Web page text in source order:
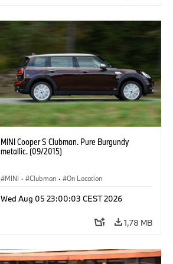
MINI Cooper S Clubman. Pure Burgundy
metallic. (09/2015)
MINI · Clubman · On Location
Wed Aug 05 23:00:03 CEST 2026
1,78 MB